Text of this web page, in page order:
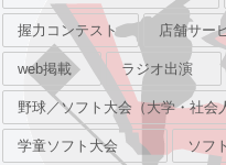
握力コンテスト 店舗サー
web掲載 ラジオ出演
野球／ソフト大会（大学・社会
学童ソフト大会 ソフ